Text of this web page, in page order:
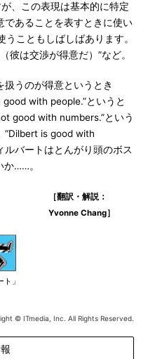
、この表現は基本的に特定
であることを表すときに使い
うこともしばしばあります。
は交渉が得意だ）”など。
うのが得意というとき
with people.”というと
good with numbers.”という
“Dilbert is good with
バートはとんがり頭のボス
か……。
［翻訳・解説：
Yvonne Chang］
」
© ITmedia, Inc. All Rights Reserved.